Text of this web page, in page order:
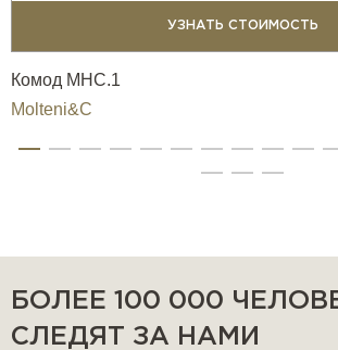
УЗНАТЬ СТОИМОСТЬ
Комод MHC.1
Molteni&C
БОЛЕЕ 100 000
СЛЕДЯТ ЗА НАМИ